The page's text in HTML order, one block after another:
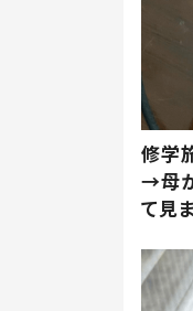
修学
→母
て見